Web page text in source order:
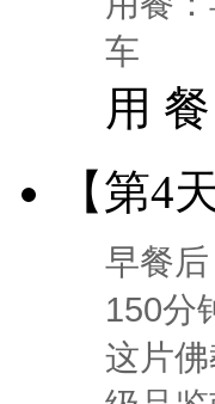
车
用 餐
【第4
早餐
150分
这片